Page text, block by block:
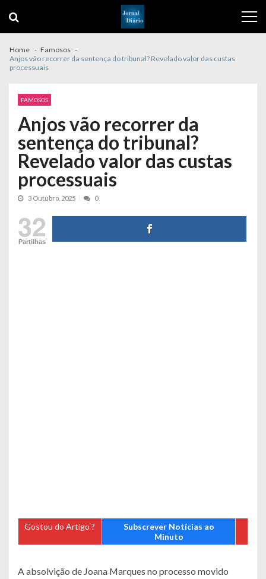
navigation
content
Home
Famosos
Anjos vão recorrer da sentença do tribunal? Revelado valor das custas
processuais
FAMOSOS
Anjos vão recorrer da
sentença do tribunal?
Revelado valor das custas
processuais
3 Outubro, 2025 0
32
Partilhas
Gostou do Artigo ?
Subscrever Notícias ao
Minuto
A absolvição de Joana Marques no processo movido